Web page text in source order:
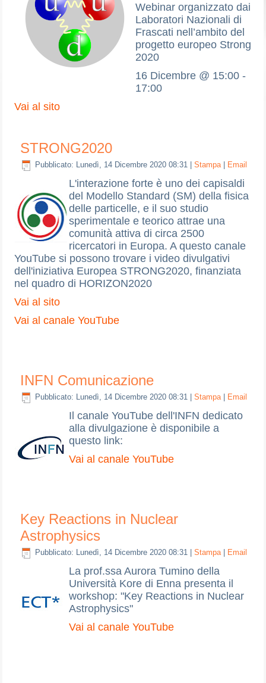
Webinar organizzato dai
Laboratori Nazionali di
Frascati nell’ambito del
progetto europeo Strong
2020
16 Dicembre @ 15:00 -
17:00
Vai al sito
STRONG2020
Pubblicato: Lunedì, 14 Dicembre 2020 08:31 |Stampa Email
L'interazione forte è uno dei capisaldi
del Modello Standard (SM) della fisica
delle particelle, e il suo studio
sperimentale e teorico attrae una
comunità attiva di circa 2500
ricercatori in Europa. A questo canale
YouTube si possono trovare i video divulgativi
dell'iniziativa Europea STRONG2020, finanziata
nel quadro di HORIZON2020
Vai al sito
Vai al canale YouTube
INFN Comunicazione
Pubblicato: Lunedì, 14 Dicembre 2020 08:31 |Stampa Email
Il canale YouTube dell'INFN dedicato
alla divulgazione è disponibile a
questo link:
Vai al canale YouTube
Key Reactions in Nuclear
Astrophysics
Pubblicato: Lunedì, 14 Dicembre 2020 08:31 |Stampa Email
La prof.ssa Aurora Tumino della
Università Kore di Enna presenta il
workshop: "Key Reactions in Nuclear
Astrophysics"
Vai al canale YouTube